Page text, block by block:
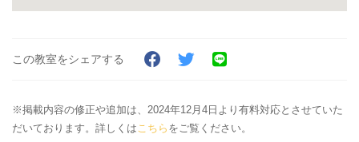
この教室をシェアする
※掲載内容の修正や追加は、2024年12月4日より有料対応とさせていた
だいております。詳しくはこちら をご覧ください。